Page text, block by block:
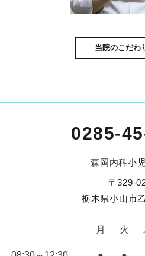
当院のこだわ
0285-
森岡内科小
〒329-
栃木県小山市
月 火